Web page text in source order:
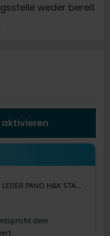
weder bereit
aktivieren
PANO H&K STANDH. BLACK
dem